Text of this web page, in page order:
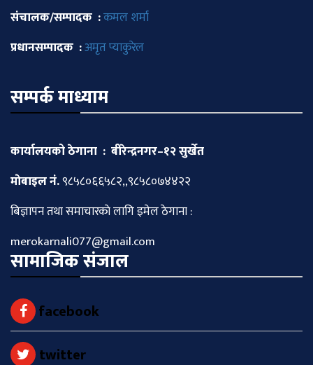
संचालक/सम्पादक :कमल शर्मा
प्रधानसम्पादक :अमृत प्याकुरेल
सम्पर्क माध्याम
कार्यालयको ठेगाना : बीरेन्द्रनगर–१२ सुर्खेत
माेबाइल नं.९८५८०६६५८२,,९८५८०७४४२२
बिज्ञापन तथा समाचारकाे लागि इमेल ठेगाना :
merokarnali077@gmail.com
सामाजिक संजाल
facebook
twitter